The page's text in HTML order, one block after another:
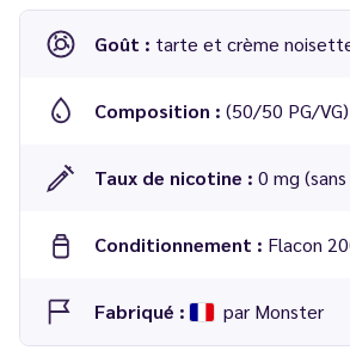
Goût : tarte et crème
Composition : (50/50 PG/VG)
Taux de nicotine : 0 mg
Conditionnement : Flacon
Fabriqué : par Monster